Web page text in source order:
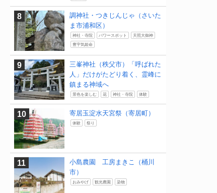
調神社・つきじんじゃ（さいた
ま市浦和区）
神社・寺院 パワースポット 天照大御神
豊宇気姫命
三峯神社（秩父市）「呼ばれた
人」だけがたどり着く、霊峰に
鎮まる神域へ
景色を楽しむ 花 神社・寺院 体験
寄居玉淀水天宮祭（寄居町）
体験 祭り
小島農園 工房まきこ（桶川
市）
おみやげ 観光農園 染物